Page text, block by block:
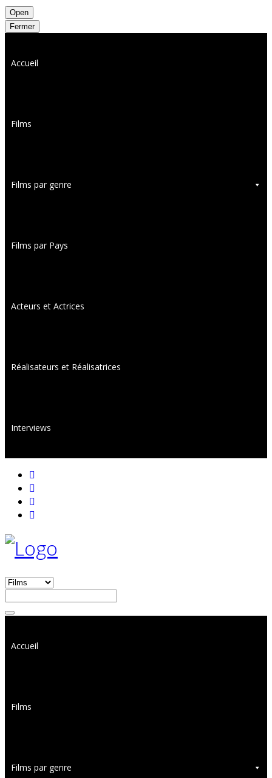
Open
Fermer
Accueil
Films
Films par genre
Films par Pays
Acteurs et Actrices
Réalisateurs et Réalisatrices
Interviews
Accueil
Films
Films par genre